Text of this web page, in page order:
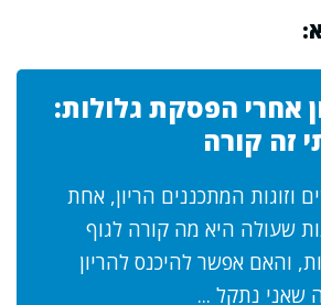
אחרי הפסקת גלולות:
זה קורה
וזוגות המתכננים הריון, אחת
שעולה היא מה קורה לגוף
והאם אפשר להיכנס להריון
שאני נתקל ...